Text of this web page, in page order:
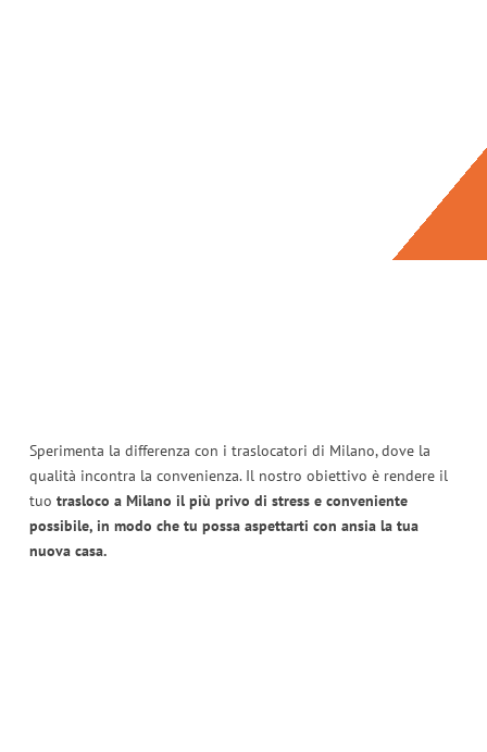
Sperimenta la differenza con i traslocatori di Milano, dove la
qualità incontra la convenienza. Il nostro obiettivo è rendere il
tuo trasloco a Milano il più privo di stress e conveniente
possibile, in modo che tu possa aspettarti con ansia la tua
nuova casa.